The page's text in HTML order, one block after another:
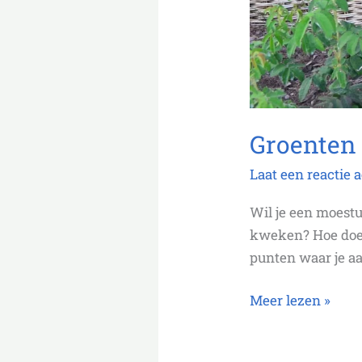
Laat een reactie
Wil je een
kweken? Hoe
punten waar je
Meer lezen »